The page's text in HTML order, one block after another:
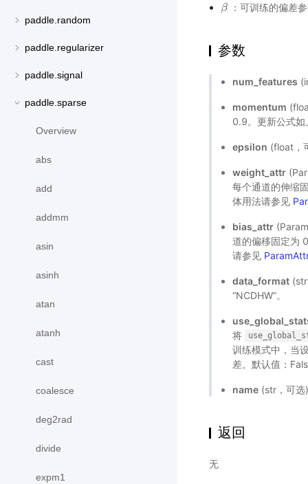
paddle.random
paddle.regularizer
paddle.signal
paddle.sparse
Overview
abs
add
addmm
asin
asinh
atan
atanh
cast
coalesce
deg2rad
divide
expm1
β
β ：可训练的偏差
参数
num_features
momentum
0.9。更新公式如
epsilon (float，
weight_attr
每个通道的伸缩
体用法请参见
bias_attr
道的偏移固定为
请参见
data_format
“NCDHW”。
将
训练模式中，当
差。默认值：
name (str，可
返回
无